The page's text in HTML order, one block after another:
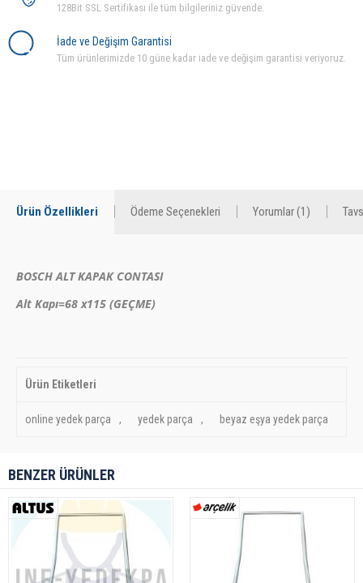
128Bit SSL Sertifikası ile tüm bilgileriniz güvende.
İade ve Değişim Garantisi
Tüm ürünlerimizde 10 güne kadar iade ve değişim garantisi veriyoruz.
Ürün Özellikleri Ödeme Seçenekleri Yorumlar (1)
BOSCH ALT KAPAK CONTASI
Alt Kapı=68 x115 (GEÇME)
Ürün Etiketleri
online yedek parça , yedek parça , beyaz eşya yedek parça
BENZER ÜRÜNLER